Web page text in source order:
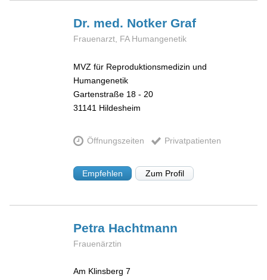
Dr. med. NotkerGraf
Frauenarzt, FA Humangenetik
MVZ für Reproduktionsmedizin und
Humangenetik
Gartenstraße 18 - 20
31141 Hildesheim
Öffnungszeiten Privatpatienten
Empfehlen Zum Profil
Petra Hachtmann
Frauenärztin
Am Klinsberg 7